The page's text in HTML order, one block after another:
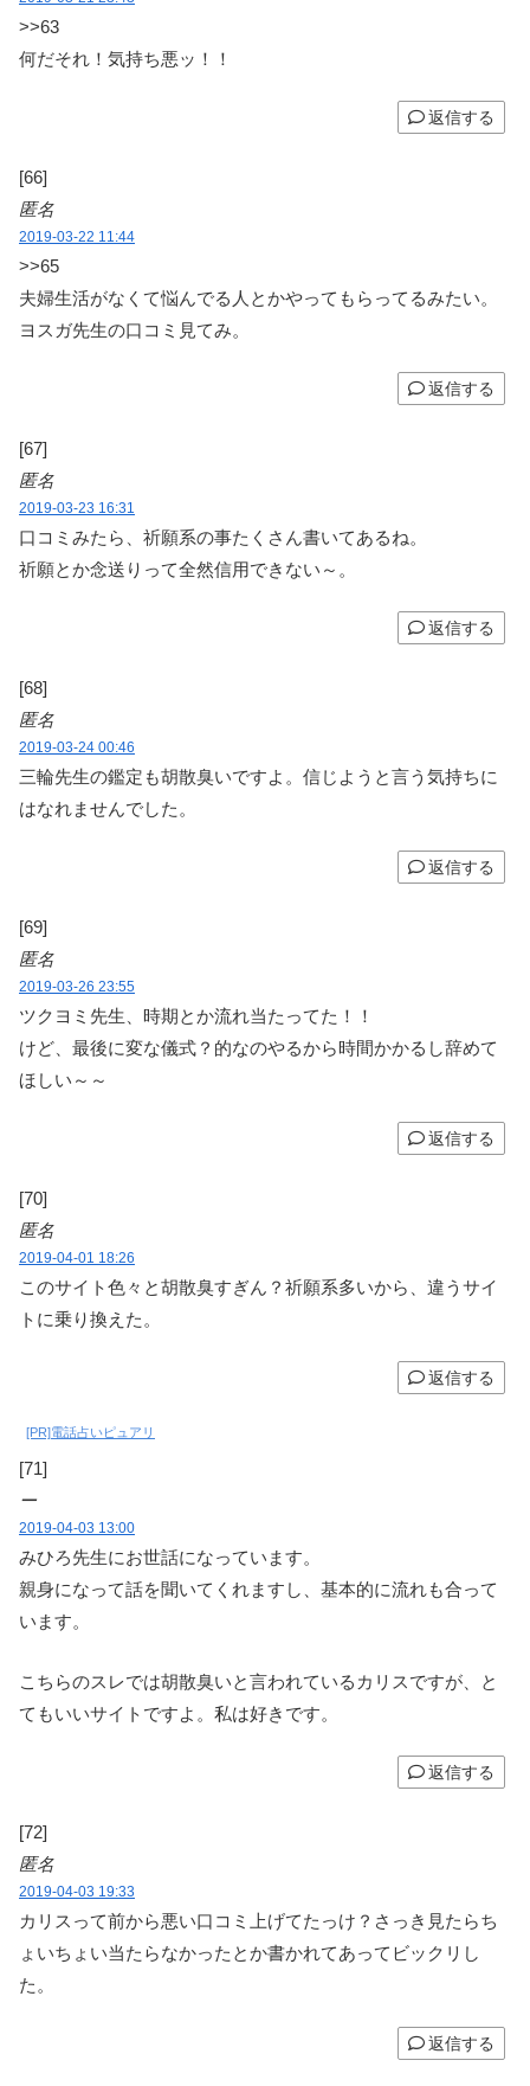
>>63
何だそれ！気持ち悪ッ！！
返信する
[66]
匿名
2019-03-22 11:44
>>65
夫婦生活がなくて悩んでる人とかやってもらってるみたい。
ヨスガ先生の口コミ見てみ。
返信する
[67]
匿名
2019-03-23 16:31
口コミみたら、祈願系の事たくさん書いてあるね。
祈願とか念送りって全然信用できない～。
返信する
[68]
匿名
2019-03-24 00:46
三輪先生の鑑定も胡散臭いですよ。信じようと言う気持ちに
はなれませんでした。
返信する
[69]
匿名
2019-03-26 23:55
ツクヨミ先生、時期とか流れ当たってた！！
けど、最後に変な儀式？的なのやるから時間かかるし辞めて
ほしい～～
返信する
[70]
匿名
2019-04-01 18:26
このサイト色々と胡散臭すぎん？祈願系多いから、違うサイ
トに乗り換えた。
返信する
[PR]電話占いピュアリ
[71]
ー
2019-04-03 13:00
みひろ先生にお世話になっています。
親身になって話を聞いてくれますし、基本的に流れも合って
います。
こちらのスレでは胡散臭いと言われているカリスですが、と
てもいいサイトですよ。私は好きです。
返信する
[72]
匿名
2019-04-03 19:33
カリスって前から悪い口コミ上げてたっけ？さっき見たらち
ょいちょい当たらなかったとか書かれてあってビックリし
た。
返信する